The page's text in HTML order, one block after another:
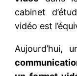
cabinet
vidéo est
Aujourd’hui,